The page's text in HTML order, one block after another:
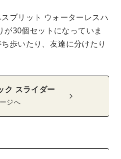
プリット ウォーターレスハ
30個セットになっていま
歩いたり、友達に分けたり
ク スライダー
ジへ